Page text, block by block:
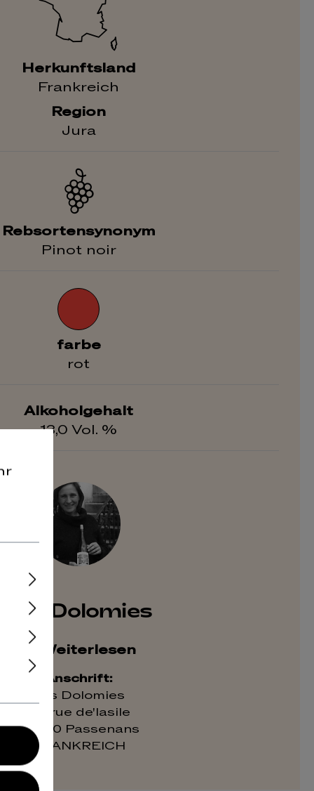
Herkunftsland
Frankreich
Region
Jura
Rebsortensynonym
Pinot noir
farbe
rot
Alkoholgehalt
13,0 Vol. %
Les Dolomies
Weiterlesen
Anschrift:
Les Dolomies
40, rue de'lasile
39230 Passenans
FRANKREICH